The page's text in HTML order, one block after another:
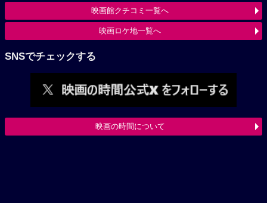
映画館クチコミ一覧へ
映画ロケ地一覧へ
SNSでチェックする
映画の時間について